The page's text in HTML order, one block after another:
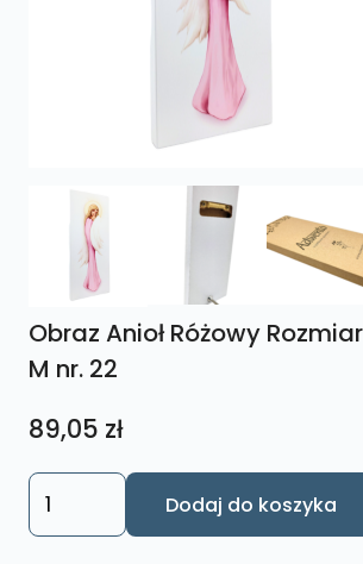
Obraz Anioł Różowy Rozmiar
M nr. 22
89,05 zł
ilość
Obraz
Dodaj do koszyka